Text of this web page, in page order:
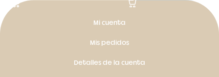
Mi cuenta
Mis pedidos
Detalles de la cuenta